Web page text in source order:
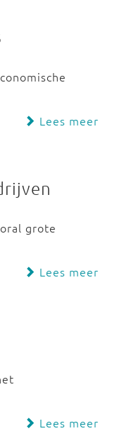
Lees meer
grote
Lees meer
Lees meer